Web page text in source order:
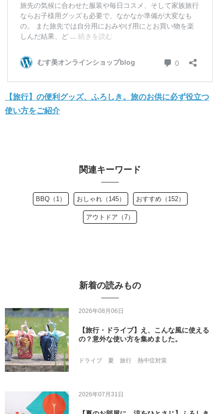
【旅行】の便利グッズ、ふろしき。旅のお供に必ず役立つ
使い方をご紹介
関連キーワード
BBQ（1） おしゃれ（145） おすすめ（152）
アウトドア（7）
新着の読みもの
2026年08月06日
【旅行・ドライブ】え、こんな風に使える
の？意外な使い方を集めました。
ドライブ 夏 旅行 熱中症対策
2026年07月31日